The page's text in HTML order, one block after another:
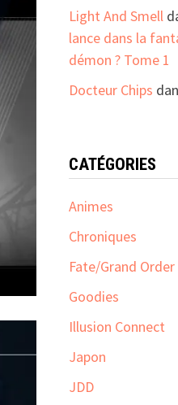
Light And Smell
lance dans la
démon ? Tome 1
Docteur Chips
CATÉGORIES
Animes
Chroniques
Fate/Grand Order
Goodies
Illusion Connect
Japon
JDD